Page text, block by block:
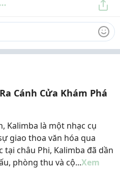
Cánh Cửa Khám Phá
Kalimba là một nhạc cụ
giao thoa văn hóa qua
châu Phi, Kalimba đã dần
phòng thu và cộ...Xem